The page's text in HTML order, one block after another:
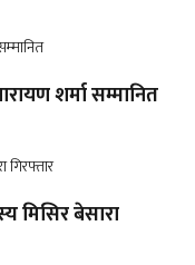
शर्मा सम्मानित
मिसिर बेसारा